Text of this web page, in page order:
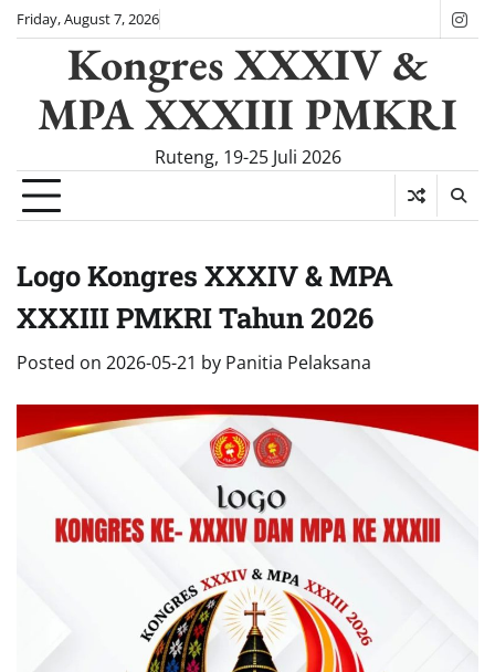
SkipFriday, August 7, 2026
Kongres XXXIV &
MPA XXXIII PMKRI
Ruteng, 19-25 Juli 2026
Logo Kongres XXXIV & MPA
XXXIII PMKRI Tahun 2026
Posted on 2026-05-21 by Panitia Pelaksana